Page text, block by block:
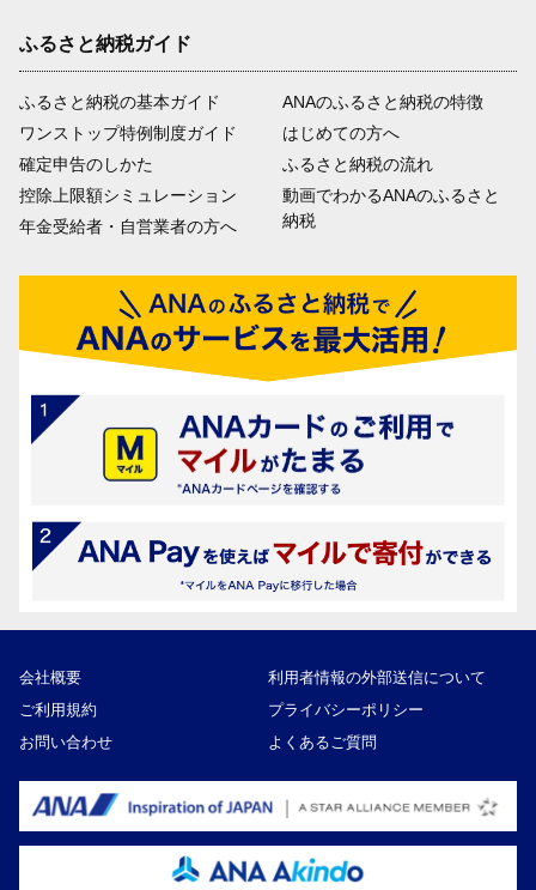
ふるさと納税ガイド
ふるさと納税の基本ガイド
ワンストップ特例制度ガイド
確定申告のしかた
控除上限額シミュレーション
年金受給者・自営業者の方へ
ANAのふるさと納税の特徴
はじめての方へ
ふるさと納税の流れ
動画でわかるANAのふるさと
納税
会社概要
利用者情報の外部送信について
ご利用規約
プライバシーポリシー
お問い合わせ
よくあるご質問